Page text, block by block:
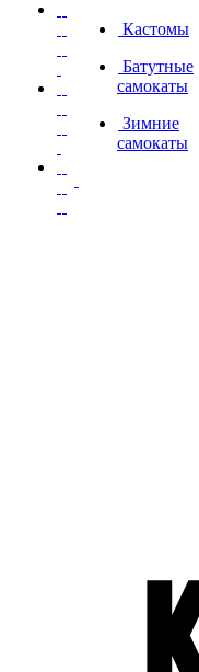
Кастомы
Батутные
самокаты
Зимние
самокаты